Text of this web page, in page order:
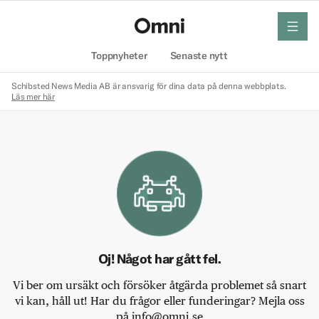
Toppnyheter Senaste nytt
meny
Schibsted News Media AB är ansvarig för dina data på denna webbplats.
Läs mer här
Oj! Något har gått fel.
Vi ber om ursäkt och försöker åtgärda problemet så snart
vi kan, håll ut! Har du frågor eller funderingar? Mejla oss